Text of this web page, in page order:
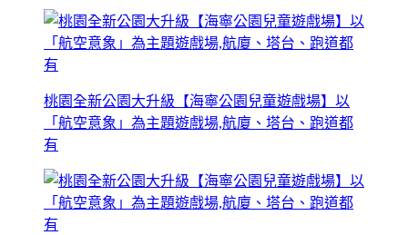
桃園全新公園大升級【海寧公園兒童遊戲場】以
「航空意象」為主題遊戲場,航廈、塔台、跑道都
有